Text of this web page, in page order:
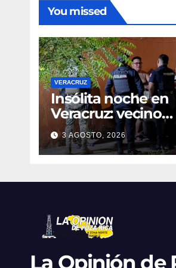
You missed
VERACRUZ
Insólita noche en
Veracruz: vecino
denuncia intento
cateo tras viralizar
video captado por
3 AGOSTO, 2026
La Opinión de